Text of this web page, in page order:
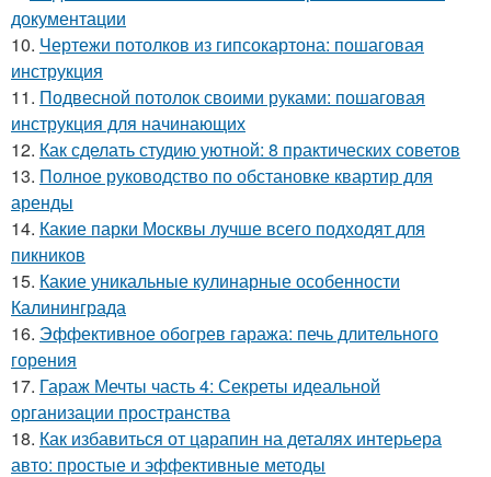
документации
10. Чертежи потолков из гипсокартона: пошаговая
инструкция
11. Подвесной потолок своими руками: пошаговая
инструкция для начинающих
12. Как сделать студию уютной: 8 практических советов
13. Полное руководство по обстановке квартир для
аренды
14. Какие парки Москвы лучше всего подходят для
пикников
15. Какие уникальные кулинарные особенности
Калининграда
16. Эффективное обогрев гаража: печь длительного
горения
17. Гараж Мечты часть 4: Секреты идеальной
организации пространства
18. Как избавиться от царапин на деталях интерьера
авто: простые и эффективные методы